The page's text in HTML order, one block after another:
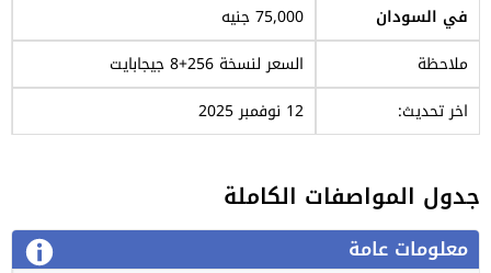
في السودان
75,000 جنيه
ملاحظة
السعر لنسخة 256+8 جيجابايت
اخر تحديث:
12 نوفمبر 2025
جدول المواصفات الكاملة
معلومات عامة